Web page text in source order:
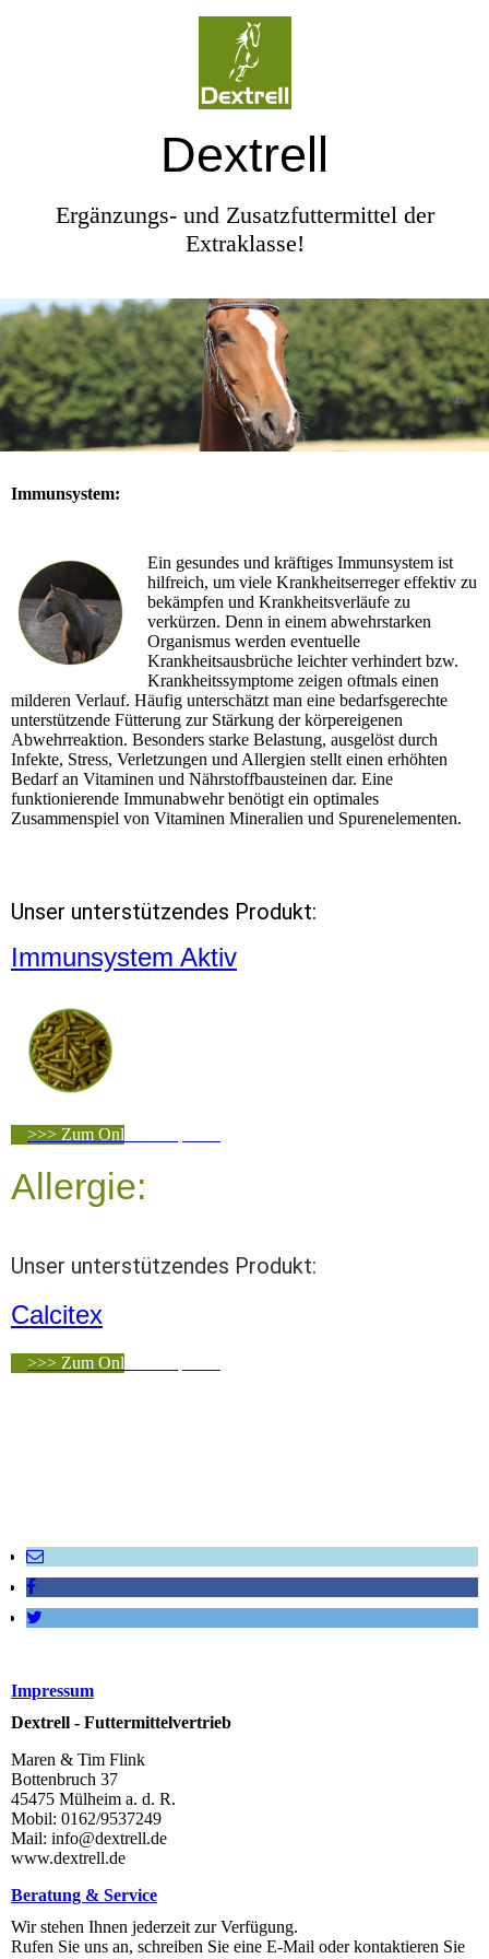
Dextrell
Ergänzungs- und Zusatzfuttermittel der
Extraklasse!
Immunsystem:
Ein gesundes und kräftiges Immunsystem ist
hilfreich, um viele Krankheitserreger effektiv zu
bekämpfen und Krankheitsverläufe zu
verkürzen. Denn in einem abwehrstarken
Organismus werden eventuelle
Krankheitsausbrüche leichter verhindert bzw.
Krankheitssymptome zeigen oftmals einen
milderen Verlauf. Häufig unterschätzt man eine bedarfsgerechte
unterstützende Fütterung zur Stärkung der körpereigenen
Abwehrreaktion. Besonders starke Belastung, ausgelöst durch
Infekte, Stress, Verletzungen und Allergien stellt einen erhöhten
Bedarf an Vitaminen und Nährstoffbausteinen dar. Eine
funktionierende Immunabwehr benötigt ein optimales
Zusammenspiel von Vitaminen Mineralien und Spurenelementen.
Unser unterstützendes Produkt:
Immunsystem Aktiv
>>> Zum Online-Shop <<<
Allergie:
Unser unterstützendes Produkt:
Calcitex
>>> Zum Online-Shop <<<
Impressum
Dextrell - Futtermittelvertrieb
Maren & Tim Flink
Bottenbruch 37
45475 Mülheim a. d. R.
Mobil: 0162/9537249
Mail: info@dextrell.de
www.dextrell.de
Beratung & Service
Wir stehen Ihnen jederzeit zur Verfügung.
Rufen Sie uns an, schreiben Sie eine E-Mail oder kontaktieren Sie